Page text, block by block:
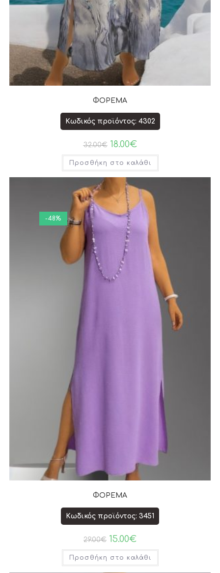
ΦΟΡΕΜΑ
Κωδικός προϊόντος: 4302
32.00€ 18.00€
Προσθήκη στο καλάθι
-48%
ΦΟΡΕΜΑ
Κωδικός προϊόντος: 3451
29.00€ 15.00€
Προσθήκη στο καλάθι